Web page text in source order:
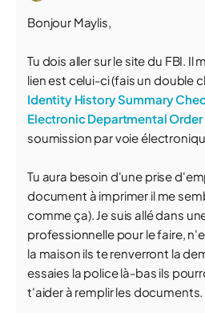
Bonjour Maylis,
Tu dois aller sur le site du FBI. Il
lien est celui-ci (fais un double
Identity History Summary
Electronic Departmental Order
soumission par voie
Tu aura besoin d'une prise
document à imprimer il me
comme ça). Je suis allé dans
professionnelle pour le faire,
la maison ils te renverront la
essaies la police là-bas ils
t'aider à remplir les documents.